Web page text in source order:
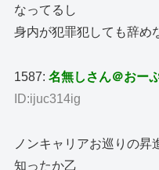
なってるし
身内が犯罪犯しても辞め
1587:名無しさん＠おー
ID:ijuc314ig
ノンキャリアお巡りの昇
知ったか乙